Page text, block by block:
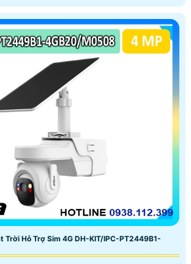
Trời Hỗ Trợ Sim 4G DH-KIT/IPC-PT2449B1-